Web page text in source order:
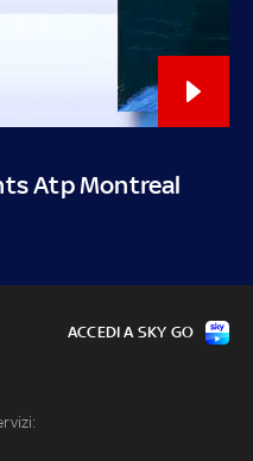
Atp Montreal
ACCEDI A SKY GO